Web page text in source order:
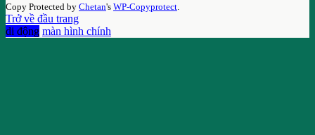
Copy Protected by Chetan's WP-Copyprotect
Trở về đầu trang
di động màn hình chính